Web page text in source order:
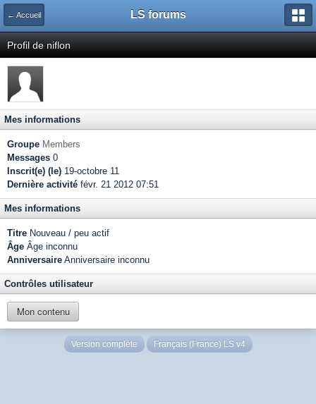
← Accueil LS forums
Profil de niflon
Mes informations
Groupe Members
Messages 0
Inscrit(e) (le) 19-octobre 11
Dernière activité févr. 21 2012 07:51
Mes informations
Titre Nouveau / peu actif
Âge Âge inconnu
Anniversaire Anniversaire inconnu
Contrôles utilisateur
Mon contenu
Version complète Français (France) LS v4